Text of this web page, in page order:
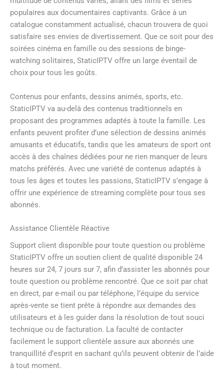
populaires aux documentaires captivants. Grâce à un
catalogue constamment actualisé, chacun trouvera de quoi
satisfaire ses envies de divertissement. Que ce soit pour des
soirées cinéma en famille ou des sessions de binge-
watching solitaires, StaticIPTV offre un large éventail de
choix pour tous les goûts.
Contenus pour enfants, dessins animés, sports, etc.
StaticIPTV va au-delà des contenus traditionnels en
proposant des programmes adaptés à toute la famille. Les
enfants peuvent profiter d’une sélection de dessins animés
amusants et éducatifs, tandis que les amateurs de sport ont
accès à des chaînes dédiées pour ne rien manquer de leurs
matchs préférés. Avec une variété de contenus adaptés à
tous les âges et toutes les passions, StaticIPTV s’engage à
offrir une expérience de streaming complète pour tous ses
abonnés.
Assistance Clientèle Réactive
Support client disponible pour toute question ou problème
StaticIPTV offre un soutien client de qualité disponible 24
heures sur 24, 7 jours sur 7, afin d’assister les abonnés pour
toute question ou problème rencontré. Que ce soit par chat
en direct, par e-mail ou par téléphone, l’équipe du service
après-vente se tient prête à répondre aux demandes des
utilisateurs et à les guider dans la résolution de tout souci
technique ou de facturation. La faculté de contacter
facilement le support clientèle assure aux abonnés une
tranquillité d’esprit en sachant qu’ils peuvent obtenir de l’aide
à tout moment.